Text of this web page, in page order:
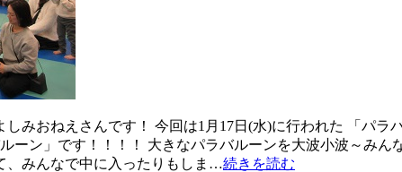
みおねえさんです！ 今回は1月17日(水)に行われた 「パ
ーン」です！！！！ 大きなパラバルーンを大波小波～み
、みんなで中に入ったりもしま…続きを読む